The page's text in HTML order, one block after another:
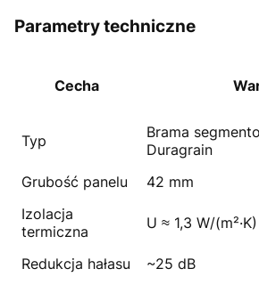
Parametry techniczne
Cecha
Typ
Brama
Duragrain
Grubość panelu
42 mm
Izolacja
termiczna
U ≈ 1,3 W/(m²·K)
Redukcja hałasu
~25 dB